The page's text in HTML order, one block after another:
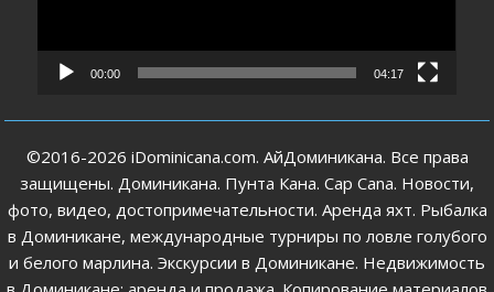
00:00 04:17
©2016-2026 iDominicana.com. АйДоминикана. Все права
защищены. Доминикана. Пунта Кана. Cap Cana. Новости,
фото, видео, достопримечательности. Аренда яхт. Рыбалка
в Доминикане, международные турниры по ловле голубого
и белого марлина. Экскурсии в Доминикане. Недвижимость